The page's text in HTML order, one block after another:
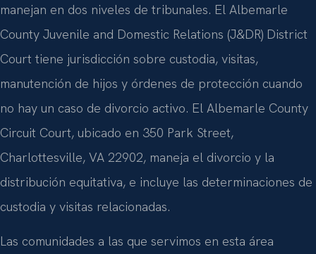
manejan en dos niveles de tribunales. El Albemarle
County Juvenile and Domestic Relations (J&DR) District
Court tiene jurisdicción sobre custodia, visitas,
manutención de hijos y órdenes de protección cuando
no hay un caso de divorcio activo. El Albemarle County
Circuit Court, ubicado en 350 Park Street,
Charlottesville, VA 22902, maneja el divorcio y la
distribución equitativa, e incluye las determinaciones de
custodia y visitas relacionadas.
Las comunidades a las que servimos en esta área